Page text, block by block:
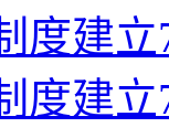
度建
度建